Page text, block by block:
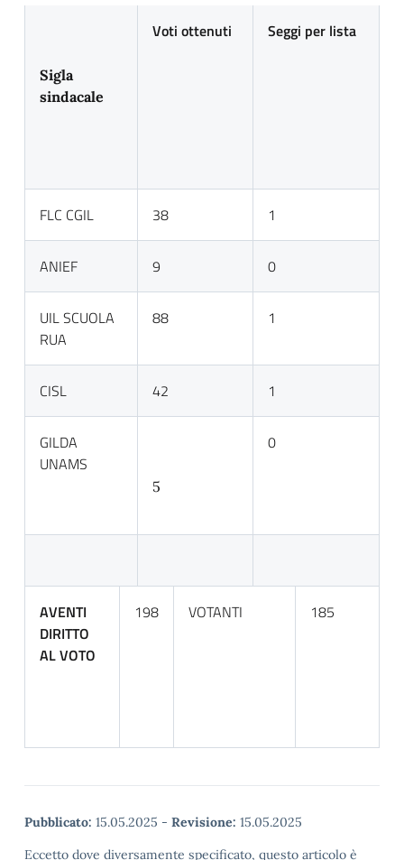
Sigla
sindacale
Voti ottenuti Seggi per lista
FLC CGIL 38 1
ANIEF 9 0
UIL SCUOLA
RUA
88 1
CISL 42 1
GILDA
UNAMS
5
0
AVENTI
DIRITTO
AL VOTO
198 VOTANTI 185
Pubblicato: 15.05.2025 - Revisione: 15.05.2025
Eccetto dove diversamente specificato, questo articolo è